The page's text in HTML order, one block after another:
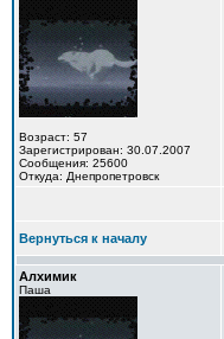
Возраст: 57
Зарегистрирован: 30.07.2007
Сообщения: 25600
Откуда: Днепропетровск
Вернуться к началу
Алхимик
Паша